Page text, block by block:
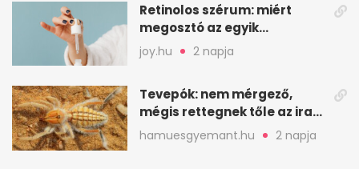
Retinolos szérum: miért
megosztó az egyik
leghatásosabb
öregedésgátló?
joy.hu 2 napja
Tevepók: nem mérgező,
mégis rettegnek tőle az iraki
sivatagban
hamuesgyemant.hu 2 napja